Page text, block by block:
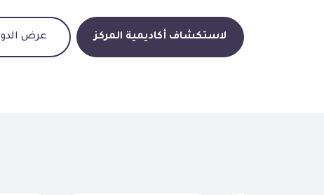
لاستكشاف أكاديمية المركز عرض